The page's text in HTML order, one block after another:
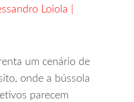
Loiola |
um cenário de
onde a bússola
parecem